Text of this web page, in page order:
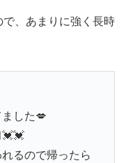
、あまりに強く長時
した💋
るので帰ったら